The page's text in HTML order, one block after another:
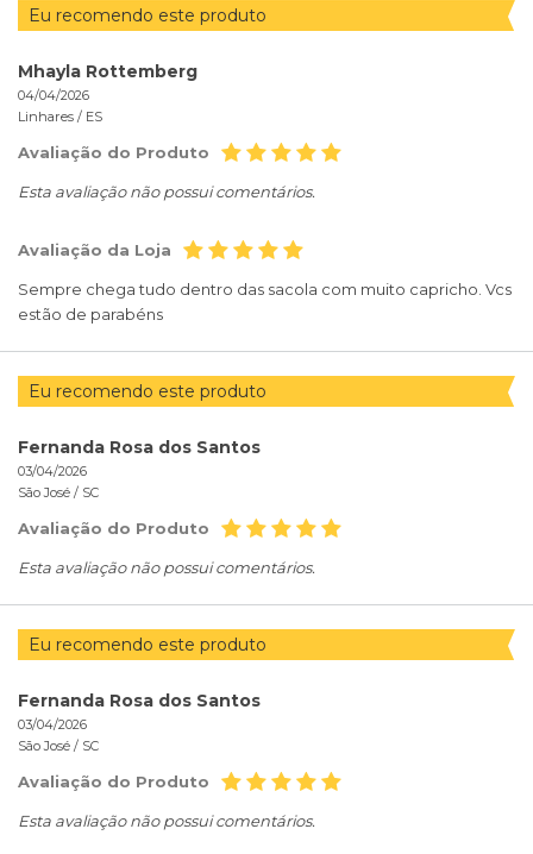
Eu recomendo este produto
Mhayla Rottemberg
04/04/2026
Linhares / ES
Avaliação do Produto
Esta avaliação não possui comentários.
Avaliação da Loja
Sempre chega tudo dentro das sacola com muito capricho. Vcs
estão de parabéns
Eu recomendo este produto
Fernanda Rosa dos Santos
03/04/2026
São José / SC
Avaliação do Produto
Esta avaliação não possui comentários.
Eu recomendo este produto
Fernanda Rosa dos Santos
03/04/2026
São José / SC
Avaliação do Produto
Esta avaliação não possui comentários.